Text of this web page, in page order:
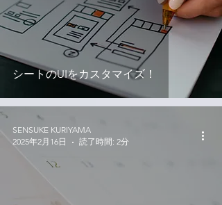
シートのUIをカスタマイズ！
SENSUKE KURIYAMA
2025年2月16日
読了時間: 2分